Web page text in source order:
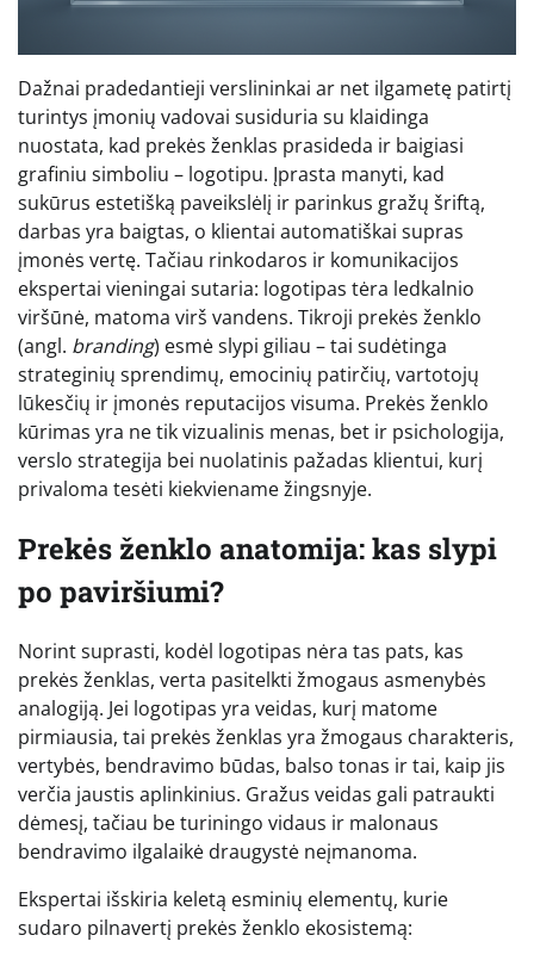
Dažnai pradedantieji verslininkai ar net ilgametę patirtį
turintys įmonių vadovai susiduria su klaidinga
nuostata, kad prekės ženklas prasideda ir baigiasi
grafiniu simboliu – logotipu. Įprasta manyti, kad
sukūrus estetišką paveikslėlį ir parinkus gražų šriftą,
darbas yra baigtas, o klientai automatiškai supras
įmonės vertę. Tačiau rinkodaros ir komunikacijos
ekspertai vieningai sutaria: logotipas tėra ledkalnio
viršūnė, matoma virš vandens. Tikroji prekės ženklo
(angl. branding) esmė slypi giliau – tai sudėtinga
strateginių sprendimų, emocinių patirčių, vartotojų
lūkesčių ir įmonės reputacijos visuma. Prekės ženklo
kūrimas yra ne tik vizualinis menas, bet ir psichologija,
verslo strategija bei nuolatinis pažadas klientui, kurį
privaloma tesėti kiekviename žingsnyje.
Prekės ženklo anatomija: kas slypi
po paviršiumi?
Norint suprasti, kodėl logotipas nėra tas pats, kas
prekės ženklas, verta pasitelkti žmogaus asmenybės
analogiją. Jei logotipas yra veidas, kurį matome
pirmiausia, tai prekės ženklas yra žmogaus charakteris,
vertybės, bendravimo būdas, balso tonas ir tai, kaip jis
verčia jaustis aplinkinius. Gražus veidas gali patraukti
dėmesį, tačiau be turiningo vidaus ir malonaus
bendravimo ilgalaikė draugystė neįmanoma.
Ekspertai išskiria keletą esminių elementų, kurie
sudaro pilnavertį prekės ženklo ekosistemą: